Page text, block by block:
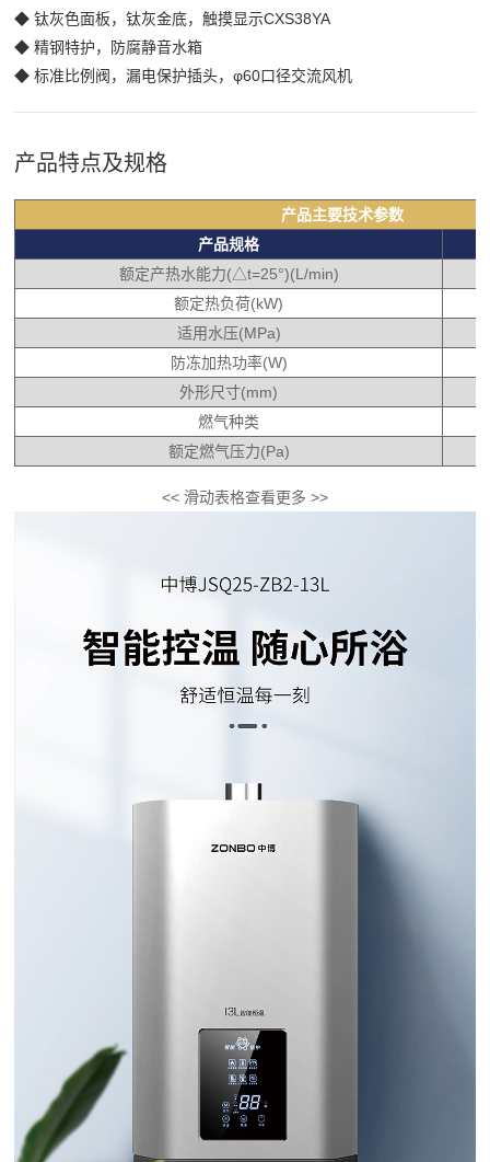
◆ 钛灰色面板，钛灰金底，触摸显示CXS38YA
◆ 精钢特护，防腐静音水箱
◆ 标准比例阀，漏电保护插头，φ60口径交流风机
产品特点及规格
产品主要技术参数
产品规格
额定产热水能力(△t=25°)(L/min)
额定热负荷(kW)
适用水压(MPa)
防冻加热功率(W)
外形尺寸(mm)
燃气种类
额定燃气压力(Pa)
<< 滑动表格查看更多 >>